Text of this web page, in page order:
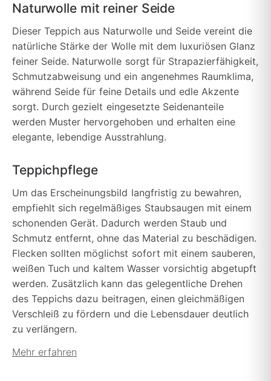
Naturwolle mit reiner Seide
Dieser Teppich aus Naturwolle und Seide vereint die
natürliche Stärke der Wolle mit dem luxuriösen Glanz
feiner Seide. Naturwolle sorgt für Strapazierfähigkeit,
Schmutzabweisung und ein angenehmes Raumklima,
während Seide für feine Details und edle Akzente
sorgt. Durch gezielt eingesetzte Seidenanteile
werden Muster hervorgehoben und erhalten eine
elegante, lebendige Ausstrahlung.
Teppichpflege
Um das Erscheinungsbild langfristig zu bewahren,
empfiehlt sich regelmäßiges Staubsaugen mit einem
schonenden Gerät. Dadurch werden Staub und
Schmutz entfernt, ohne das Material zu beschädigen.
Flecken sollten möglichst sofort mit einem sauberen,
weißen Tuch und kaltem Wasser vorsichtig abgetupft
werden. Zusätzlich kann das gelegentliche Drehen
des Teppichs dazu beitragen, einen gleichmäßigen
Verschleiß zu fördern und die Lebensdauer deutlich
zu verlängern.
Mehr erfahren